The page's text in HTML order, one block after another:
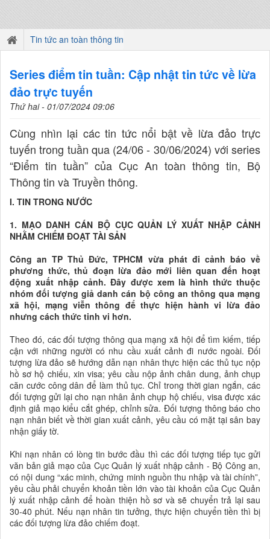
Tin tức an toàn thông tin
Series điểm tin tuần: Cập nhật tin tức về lừa
đảo trực tuyến
Thứ hai - 01/07/2024 09:06
Cùng nhìn lại các tin tức nổi bật về lừa đảo trực
tuyến trong tuần qua (24/06 - 30/06/2024) với series
“Điểm tin tuần” của Cục An toàn thông tin, Bộ
Thông tin và Truyền thông.
I. TIN TRONG NƯỚC
1. MẠO DANH CÁN BỘ CỤC QUẢN LÝ XUẤT NHẬP CẢNH
NHẰM CHIẾM ĐOẠT TÀI SẢN
Công an TP Thủ Đức, TPHCM vừa phát đi cảnh báo về
phương thức, thủ đoạn lừa đảo mới liên quan đến hoạt
động xuất nhập cảnh. Đây được xem là hình thức thuộc
nhóm đối tượng giả danh cán bộ công an thông qua mạng
xã hội, mạng viễn thông để thực hiện hành vi lừa đảo
nhưng cách thức tinh vi hơn.
Theo đó, các đối tượng thông qua mạng xã hội để tìm kiếm, tiếp
cận với những người có nhu cầu xuất cảnh đi nước ngoài. Đối
tượng lừa đảo sẽ hướng dẫn nạn nhân thực hiện các thủ tục nộp
hồ sơ hộ chiếu, xin visa; yêu cầu nộp ảnh chân dung, ảnh chụp
căn cước công dân để làm thủ tục. Chỉ trong thời gian ngắn, các
đối tượng gửi lại cho nạn nhân ảnh chụp hộ chiếu, visa được xác
định giả mạo kiểu cắt ghép, chỉnh sửa. Đối tượng thông báo cho
nạn nhân biết về thời gian xuất cảnh, yêu cầu có mặt tại sân bay
nhận giấy tờ.
Khi nạn nhân có lòng tin bước đầu thì các đối tượng tiếp tục gửi
văn bản giả mạo của Cục Quản lý xuất nhập cảnh - Bộ Công an,
có nội dung “xác minh, chứng minh nguồn thu nhập và tài chính”,
yêu cầu phải chuyển khoản tiền lớn vào tài khoản của Cục Quản
lý xuất nhập cảnh để hoàn thiện hồ sơ và sẽ chuyển trả lại sau
30-40 phút. Nếu nạn nhân tin tưởng, thực hiện chuyển tiền thì bị
các đối tượng lừa đảo chiếm đoạt.